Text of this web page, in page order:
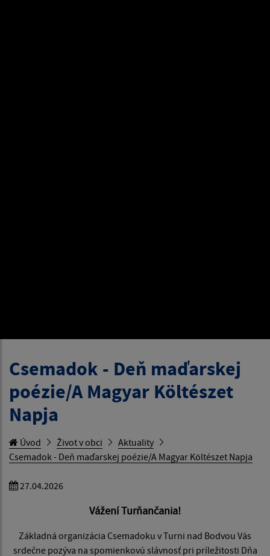
Csemadok - Deň maďarskej
poézie/A Magyar Költészet
Napja
Úvod Život v obci
Aktuality
Csemadok - Deň maďarskej poézie/A Magyar Költészet Napja
27.04.2026
Vážení Turňančania!
Základná organizácia Csemadoku v Turni nad Bodvou Vás
srdečne pozýva na spomienkovú slávnosť pri príležitosti Dňa